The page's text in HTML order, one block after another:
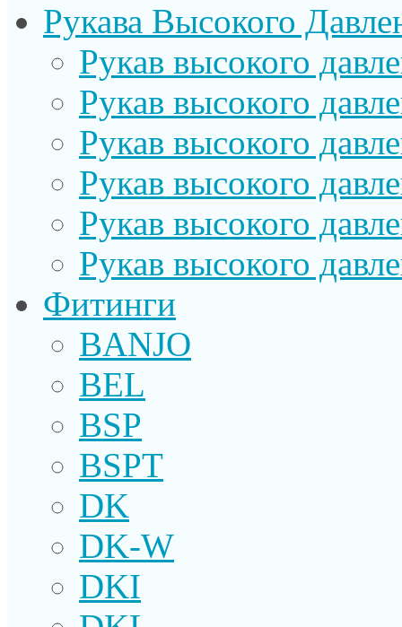
Рукава Высокого
Рукав выcокого
Рукав высокого
Рукав высокого
Рукав высокого
Рукав высокого
Рукав высокого
Фитинги
BANJO
BEL
BSP
BSPT
DK
DK-W
DKI